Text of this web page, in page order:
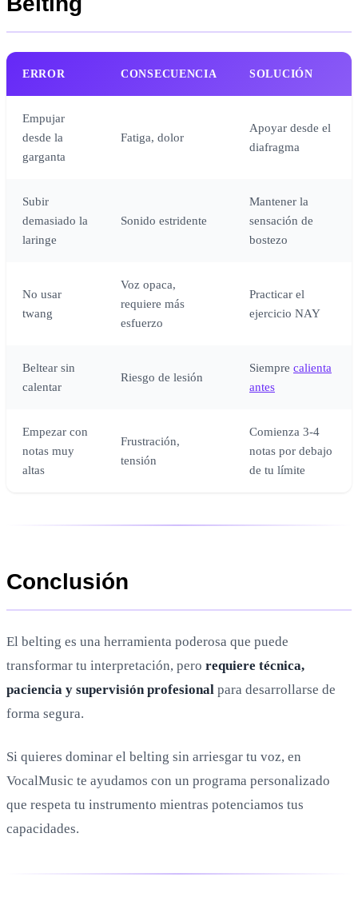
ERROR CONSECUENCIA SOLUCIÓN
Empujar
desde la
garganta
Fatiga, dolor
Apoyar desde el
diafragma
Subir
demasiado la
laringe
Sonido estridente
Mantener la
sensación de
bostezo
No usar
twang
Voz opaca,
requiere más
esfuerzo
Practicar el
ejercicio NAY
Beltear sin
calentar
Riesgo de lesión
Siempre calienta
antes
Empezar con
notas muy
altas
Frustración,
tensión
Comienza 3-4
notas por debajo
de tu límite
Conclusión
El belting es una herramienta poderosa que puede
transformar tu interpretación, pero requiere técnica,
paciencia y supervisión profesional para desarrollarse de
forma segura.
Si quieres dominar el belting sin arriesgar tu voz, en
VocalMusic te ayudamos con un programa personalizado
que respeta tu instrumento mientras potenciamos tus
capacidades.